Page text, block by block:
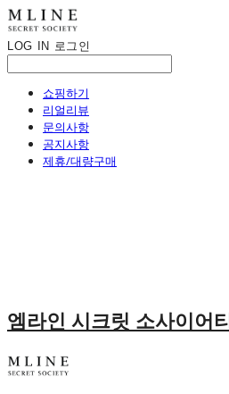
LOG IN 로그인
쇼핑하기
리얼리뷰
문의사항
공지사항
제휴/대량구매
엠라인 시크릿 소사이어티